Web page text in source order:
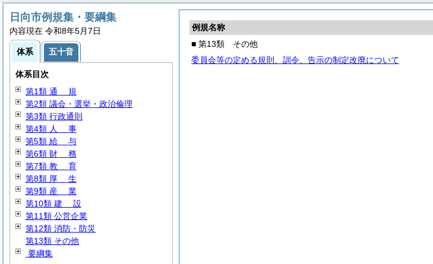
例規名称
■ 第13類 その他
委員会等の定める規則、訓令、告示の制定改廃について
日向市例規集・要綱集
内容現在 令和8年5月7日
体系 五十音
体系目次
第1類 通 規
第2類 議会・選挙・政治倫理
第3類 行政通則
第4類 人 事
第5類 給 与
第6類 財 務
第7類 教 育
第8類 厚 生
第9類 産 業
第10類 建 設
第11類 公営企業
第12類 消防・防災
第13類 その他
要綱集